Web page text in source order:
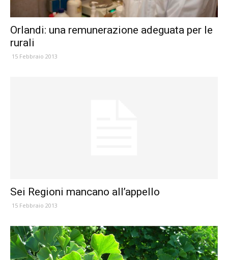
Orlandi: una remunerazione adeguata per le
rurali
15 Febbraio 2013
Sei Regioni mancano all’appello
15 Febbraio 2013